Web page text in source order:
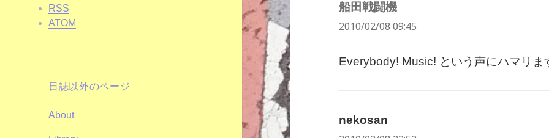
RSS
ATOM
日誌以外のページ
About
船田戦闘機
り:
2010/02/08 09:45
Everybody! Music! という声にハマリま
nekosan